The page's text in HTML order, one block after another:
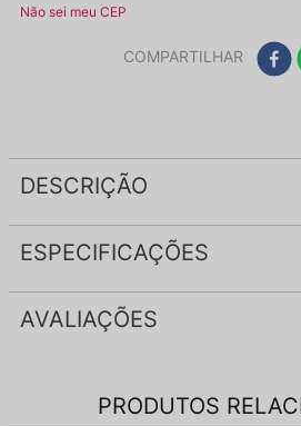
Não sei meu CEP
COMPARTILHAR
DESCRIÇÃO
ESPECIFICAÇÕES
AVALIAÇÕES
PRODUTOS